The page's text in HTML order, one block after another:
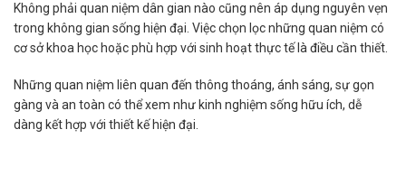
Không phải quan niệm dân gian nào cũng nên áp dụng nguyên vẹn
trong không gian sống hiện đại. Việc chọn lọc những quan niệm có
cơ sở khoa học hoặc phù hợp với sinh hoạt thực tế là điều cần thiết.
Những quan niệm liên quan đến thông thoáng, ánh sáng, sự gọn
gàng và an toàn có thể xem như kinh nghiệm sống hữu ích, dễ
dàng kết hợp với thiết kế hiện đại.